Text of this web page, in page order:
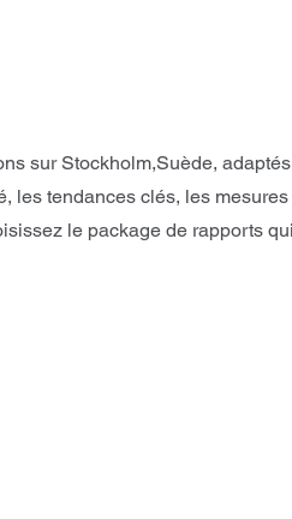
sur Stockholm,Suède,
tendances clés, les
le package de rapports